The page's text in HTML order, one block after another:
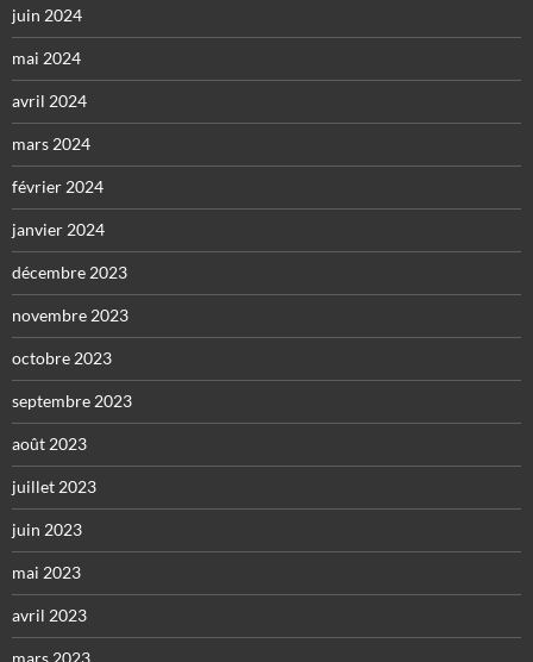
juin 2024
mai 2024
avril 2024
mars 2024
février 2024
janvier 2024
décembre 2023
novembre 2023
octobre 2023
septembre 2023
août 2023
juillet 2023
juin 2023
mai 2023
avril 2023